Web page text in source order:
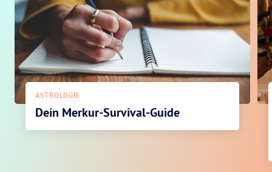
ASTROLOGIE
Dein Merkur-Survival-Guide